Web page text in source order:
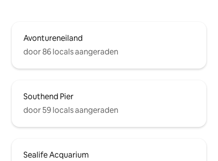
Avontureneiland
door 86 locals aangeraden
Southend Pier
door 59 locals aangeraden
Sealife Acquarium